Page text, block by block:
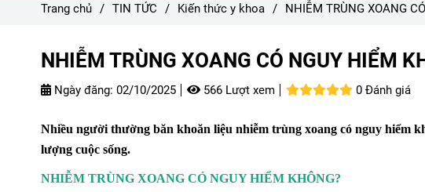
Trang chủ / TIN TỨC / Kiến thức y khoa / NHIỄM TRÙNG XOANG
NHIỄM TRÙNG XOANG CÓ NGUY HIỂM
Ngày đăng: 02/10/2025 566 Lượt xem 0 Đánh giá
Nhiều người thường băn khoăn liệu nhiễm trùng xoang có nguy hiểm
lượng cuộc sống.
NHIỄM TRÙNG XOANG CÓ NGUY HIỂM KHÔNG?